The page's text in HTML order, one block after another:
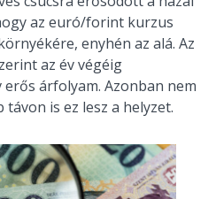
az euró/forint kurzus
enyhén az alá. Az
az év végéig
árfolyam. Azonban nem
is ez lesz a helyzet.